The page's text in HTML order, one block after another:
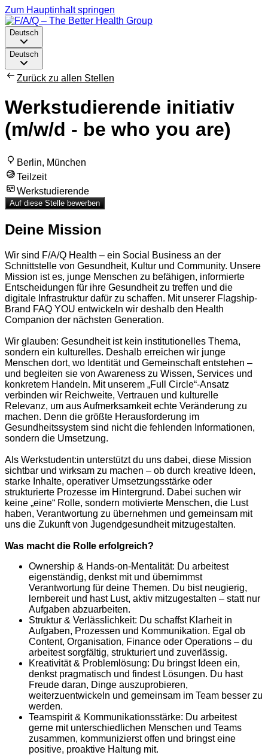
Zum Hauptinhalt springen
Deutsch
Deutsch
Zurück zu allen Stellen
Werkstudierende initiativ
(m/w/d - be who you are)
Berlin, München
Teilzeit
Werkstudierende
Auf diese Stelle bewerben
Deine Mission
Wir sind F/A/Q Health – ein Social Business an der
Schnittstelle von Gesundheit, Kultur und Community. Unsere
Mission ist es, junge Menschen zu befähigen, informierte
Entscheidungen für ihre Gesundheit zu treffen und die
digitale Infrastruktur dafür zu schaffen. Mit unserer Flagship-
Brand FAQ YOU entwickeln wir deshalb den Health
Companion der nächsten Generation.
Wir glauben: Gesundheit ist kein institutionelles Thema,
sondern ein kulturelles. Deshalb erreichen wir junge
Menschen dort, wo Identität und Gemeinschaft entstehen –
und begleiten sie von Awareness zu Wissen, Services und
konkretem Handeln. Mit unserem „Full Circle“-Ansatz
verbinden wir Reichweite, Vertrauen und kulturelle
Relevanz, um aus Aufmerksamkeit echte Veränderung zu
machen. Denn die größte Herausforderung im
Gesundheitssystem sind nicht die fehlenden Informationen,
sondern die Umsetzung.
Als Werkstudent:in unterstützt du uns dabei, diese Mission
sichtbar und wirksam zu machen – ob durch kreative Ideen,
starke Inhalte, operativer Umsetzungsstärke oder
strukturierte Prozesse im Hintergrund. Dabei suchen wir
keine „eine“ Rolle, sondern motivierte Menschen, die Lust
haben, Verantwortung zu übernehmen und gemeinsam mit
uns die Zukunft von Jugendgesundheit mitzugestalten.
Was macht die Rolle erfolgreich?
Ownership & Hands-on-Mentalität: Du arbeitest
eigenständig, denkst mit und übernimmst
Verantwortung für deine Themen. Du bist neugierig,
lernbereit und hast Lust, aktiv mitzugestalten – statt nur
Aufgaben abzuarbeiten.
Struktur & Verlässlichkeit: Du schaffst Klarheit in
Aufgaben, Prozessen und Kommunikation. Egal ob
Content, Organisation, Finance oder Operations – du
arbeitest sorgfältig, strukturiert und zuverlässig.
Kreativität & Problemlösung: Du bringst Ideen ein,
denkst pragmatisch und findest Lösungen. Du hast
Freude daran, Dinge auszuprobieren,
weiterzuentwickeln und gemeinsam im Team besser zu
werden.
Teamspirit & Kommunikationsstärke: Du arbeitest
gerne mit unterschiedlichen Menschen und Teams
zusammen, kommunizierst offen und bringst eine
positive, proaktive Haltung mit.